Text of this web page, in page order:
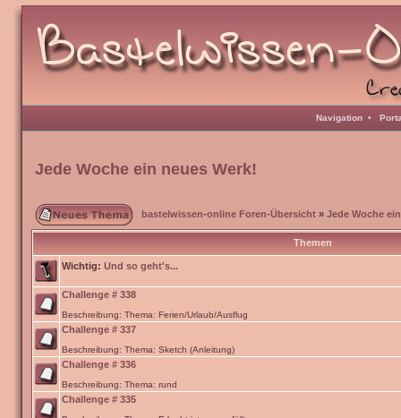
Navigation •
Jede Woche ein neues Werk!
bastelwissen-online Foren-Übersicht » Jede Woche
Themen
Wichtig: Und so geht's...
Challenge # 338
Beschreibung: Thema: Ferien/Urlaub/Ausflug
Challenge # 337
Beschreibung: Thema: Sketch (Anleitung)
Challenge # 336
Beschreibung: Thema: rund
Challenge # 335